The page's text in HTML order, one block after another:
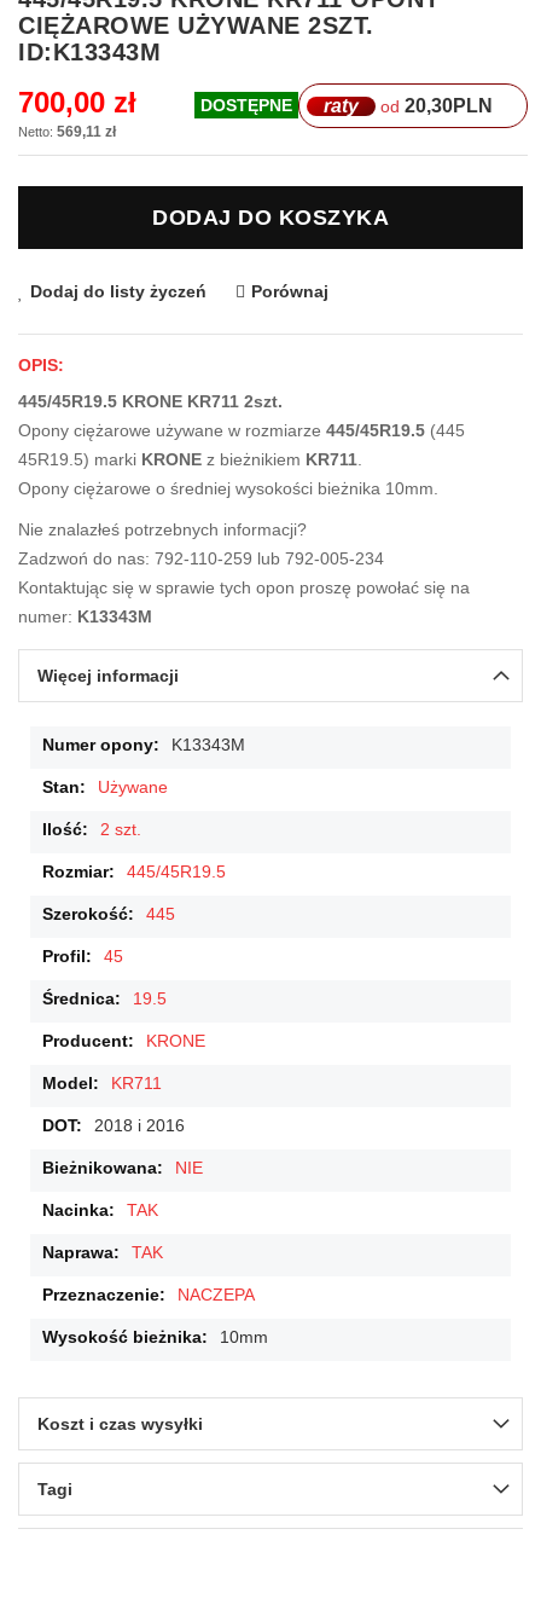
na
początek
galerii
CIĘŻAROWE UŻYWANE 2SZT.
ID:K13343M
700,00 zł
569,11 zł
DOSTĘPNE raty od 20,30PLN
DODAJ DO KOSZYKA
Dodaj do listy życzeń Porównaj
OPIS:
445/45R19.5 KRONE KR711 2szt.
Opony ciężarowe używane w rozmiarze 445/45R19.5 (445
45R19.5) marki KRONE z bieżnikiem KR711.
Opony ciężarowe o średniej wysokości bieżnika 10mm.
Nie znalazłeś potrzebnych informacji?
Zadzwoń do nas: 792-110-259 lub 792-005-234
Kontaktując się w sprawie tych opon proszę powołać się na
numer: K13343M
Więcej informacji
Więcej
K13343M
Używane
2 szt.
445/45R19.5
445
45
19.5
KRONE
KR711
2018 i 2016
NIE
TAK
TAK
NACZEPA
10mm
Koszt i czas wysyłki
Tagi